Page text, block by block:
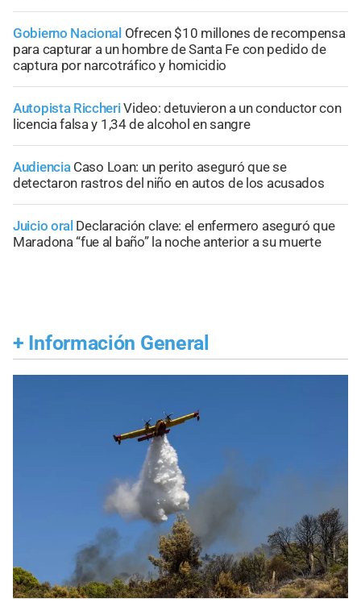
Gobierno Nacional Ofrecen $10 millones de recompensa
para capturar a un hombre de Santa Fe con pedido de
captura por narcotráfico y homicidio
Autopista RiccheriVideo: detuvieron a un conductor con
licencia falsa y 1,34 de alcohol en sangre
Audiencia Caso Loan: un perito aseguró que se
detectaron rastros del niño en autos de los acusados
Juicio oral Declaración clave: el enfermero aseguró que
Maradona “fue al baño” la noche anterior a su muerte
+ Información General